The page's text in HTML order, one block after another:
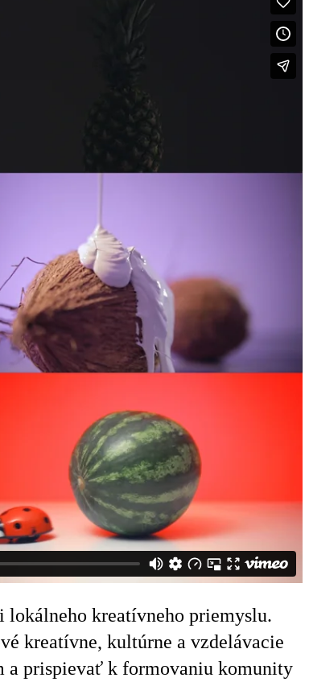
lokálneho kreatívneho priemyslu.
kreatívne, kultúrne a vzdelávacie
prispievať k formovaniu komunity